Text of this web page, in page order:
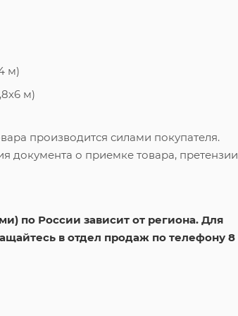
м)
м)
производится силами покупателя.
документа о приемке товара,
по России зависит от региона. Для
в отдел продаж по телефону 8